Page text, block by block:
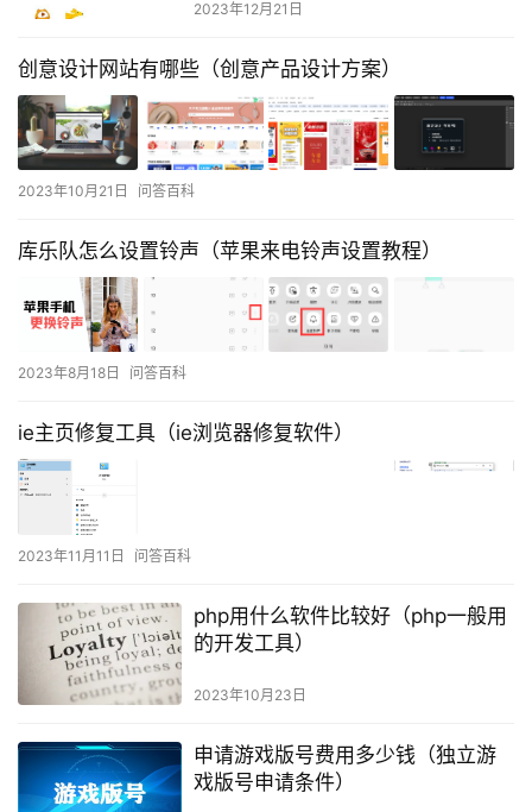
2023年12月21日
创意设计网站有哪些（创意产品设计方案）
2023年10月21日 问答百科
库乐队怎么设置铃声（苹果来电铃声设置教程）
2023年8月18日 问答百科
ie主页修复工具（ie浏览器修复软件）
2023年11月11日 问答百科
php用什么软件比较好（php一般用
的开发工具）
2023年10月23日
申请游戏版号费用多少钱（独立游
戏版号申请条件）